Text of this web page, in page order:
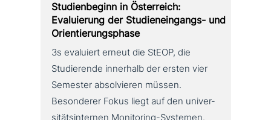
Studienbeginn in Österreich:
Evaluierung der Studieneingangs- und
Orientierungsphase
3s evaluiert erneut die StEOP, die
Studierende innerhalb der ersten vier
Semester absol­vie­ren müssen.
Besonderer Fokus liegt auf den uni­ver­